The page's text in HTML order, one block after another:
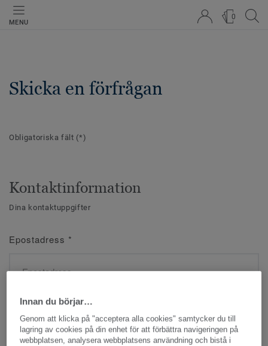
MENU
0
Skicka en förfrågan
Obligatoriska fält (*)
Kontaktinformation
Dina kontaktuppgifter
Epostadress *
Namn*
Innan du börjar…
Genom att klicka på "acceptera alla cookies" samtycker du till
lagring av cookies på din enhet för att förbättra navigeringen på
webbplatsen, analysera webbplatsens användning och bistå i